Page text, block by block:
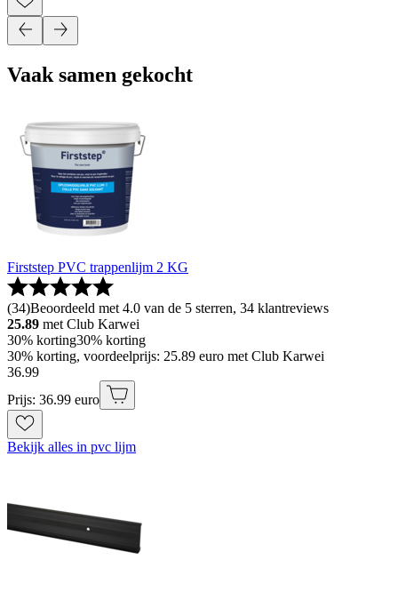
Vaak samen gekocht
Firststep PVC trappenlijm 2 KG
(34)Beoordeeld met 4.0 van de 5 sterren, 34 klantreviews
25.89 met Club Karwei
30% korting30% korting
30% korting, voordeelprijs: 25.89 euro met Club Karwei
36.99
Prijs: 36.99 euro
Bekijk alles in pvc lijm